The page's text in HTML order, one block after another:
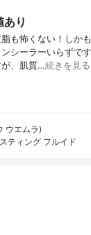
り
も怖くない！しか
シーラーいらずで
が、肌質…続きを見る
ウエムラ)
ティング フルイド